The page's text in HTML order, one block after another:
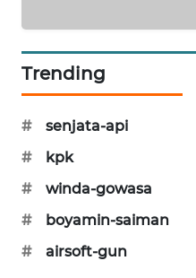
Trending
#
senjata-api
#
kpk
#
winda-gowasa
#
boyamin-saiman
#
airsoft-gun
WALINKI
ID
MAWAKA
MARTABAT
PLN